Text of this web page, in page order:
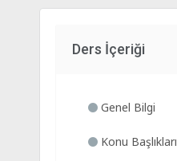
Ders İçeriği
Genel Bilgi
Konu Başlıkları